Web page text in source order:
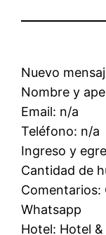
Nuevo
Nombre y
Email: n/a
Teléfono: n/a
Ingreso y
Cantidad de
Whatsapp
Hotel: Hotel